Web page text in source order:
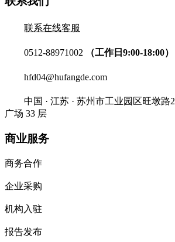
联系在线客服
0512-88971002 （工作日9:00-18:00）
hfd04@hufangde.com
中国 · 江苏 · 苏州市工业园区旺墩路
广场 33 层
商业服务
商务合作
企业采购
机构入驻
报告发布